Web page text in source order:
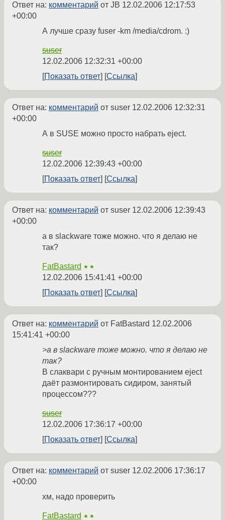
Ответ на: комментарий от JB 12.02.2006 12:17:53
+00:00
А лучше сразу fuser -km /media/cdrom. :)
suser
12.02.2006 12:32:31 +00:00
Показать ответ
Ссылка
Ответ на: комментарий от suser 12.02.2006 12:32:31
+00:00
А в SUSE можно просто набрать eject.
suser
12.02.2006 12:39:43 +00:00
Показать ответ
Ссылка
Ответ на: комментарий от suser 12.02.2006 12:39:43
+00:00
а в slackware тоже можно. что я делаю не
так?
FatBastard ★★
12.02.2006 15:41:41 +00:00
Показать ответ
Ссылка
Ответ на: комментарий от FatBastard 12.02.2006
15:41:41 +00:00
>а в slackware тоже можно. что я делаю не
так?
В слаквари с ручным монтированием eject
даёт размонтировать сидиром, занятый
процессом???
suser
12.02.2006 17:36:17 +00:00
Показать ответ
Ссылка
Ответ на: комментарий от suser 12.02.2006 17:36:17
+00:00
хм, надо проверить
FatBastard ★★